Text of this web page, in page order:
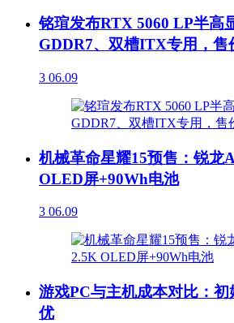
铭瑄发布RTX 5060 LP半高
GDDR7、双槽ITX专用，售
3 06.09
机械革命星耀15预售：锐龙
OLED屏+90Wh电池
3 06.09
游戏PC与主机成本对比：
优